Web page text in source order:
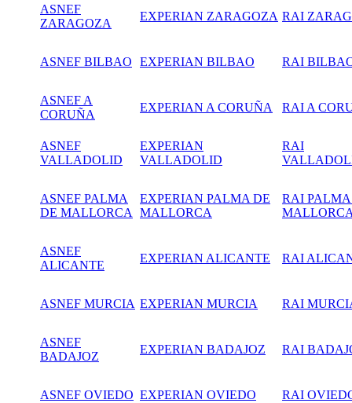
ASNEF
ZARAGOZA
EXPERIAN ZARAGOZA RAI
ASNEF BILBAO EXPERIAN BILBAO RAI
ASNEF A
CORUÑA
EXPERIAN A CORUÑA RAI A
ASNEF
VALLADOLID
EXPERIAN
VALLADOLID
RAI
ASNEF PALMA
DE MALLORCA
EXPERIAN PALMA DE
MALLORCA
RAI
ASNEF
ALICANTE
EXPERIAN ALICANTE RAI
ASNEF MURCIA EXPERIAN MURCIA RAI
ASNEF
BADAJOZ
EXPERIAN BADAJOZ RAI
ASNEF OVIEDO EXPERIAN OVIEDO RAI